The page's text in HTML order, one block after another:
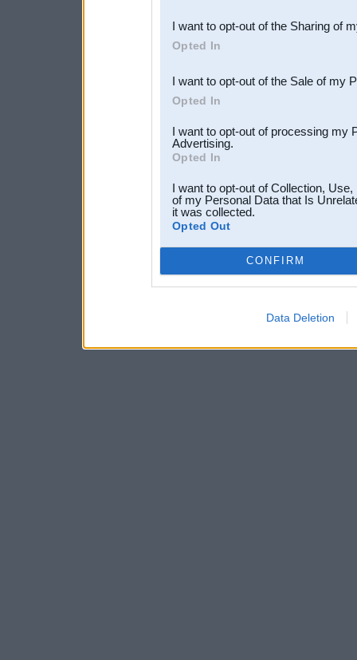
Downstream Participants
third parties.
I want to opt-out of the Sharing of
Opted In
I want to opt-out of the Sale of my
Opted In
I want to opt-out of processing my
Advertising.
Opted In
I want to opt-out of Collection,
of my Personal Data that Is
it was collected.
Opted Out
CONFIRM
Data Deletion